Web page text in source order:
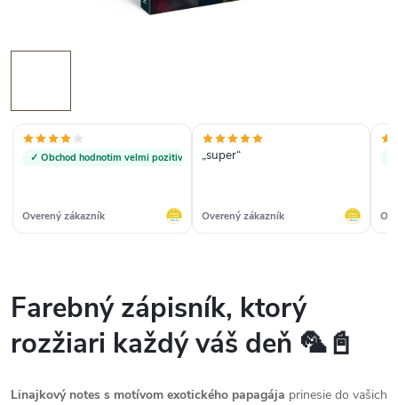
✓ Obchod hodnotim velmi pozitivne
Overený zákazník
„super“
Overený zákazník
Farebný zápisník, ktorý
rozžiari každý váš deň 🦜📓
Linajkový notes s motívom exotického papagája prinesie do vašich